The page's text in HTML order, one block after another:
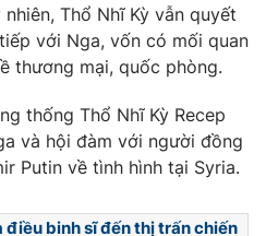
Podcast
Shorts video
VTV Thể thao
Thổ Nhĩ Kỳ vẫn quyết
với Nga, vốn có mối quan
thương mại, quốc phòng.
thống Thổ Nhĩ Kỳ Recep
và hội đàm với người đồng
Putin về tình hình tại Syria.
điều binh sĩ đến thị trấn chiến